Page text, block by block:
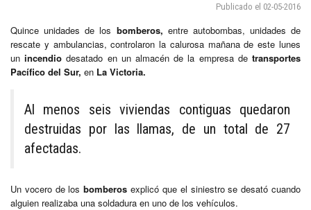
Publicado el 02-05-2016
Quince unidades de los bomberos, entre autobombas, unidades de
rescate y ambulancias, controlaron la calurosa mañana de este lunes
unincendio desatado en un almacén de la empresa detransportes
Pacífico del Sur, en La Victoria.
Al menos seis viviendas contiguas quedaron
destruidas por las llamas, de un total de 27
afectadas.
Un vocero de losbomberos explicó que el siniestro se desató cuando
alguien realizaba una soldadura en uno de los vehículos.